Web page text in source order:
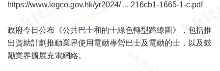
https://www.legco.gov.hk/yr2024/ ... 216cb1-1665-1-c.pdf
政府今日公布《公共巴士和的士綠色轉型路線圖》，包括推
出資助計劃推動業界使用電動專營巴士及電動的士，以及鼓
勵業界擴展充電網絡。